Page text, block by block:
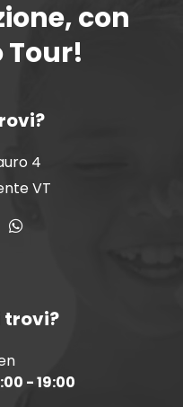
con
Tour!
4
VT
trovi?
- 19:00